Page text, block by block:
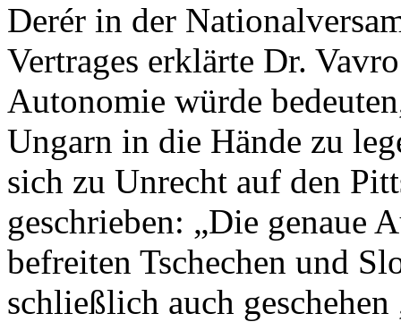
Derér in der
Vertrages erklärte Dr.
Autonomie würde
Ungarn in die Hände zu
sich zu Unrecht auf den
geschrieben: „Die
befreiten Tschechen und
schließlich auch